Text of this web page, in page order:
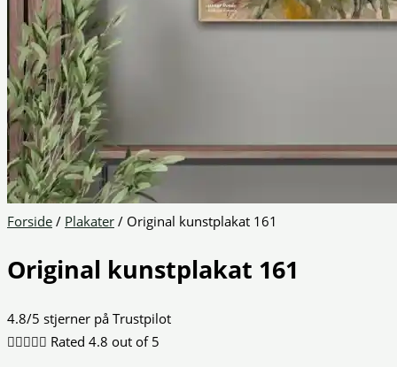
Forside / Plakater / Original kunstplakat 161
Original kunstplakat 161
4.8/5 stjerner på Trustpilot
 Rated 4.8 out of 5